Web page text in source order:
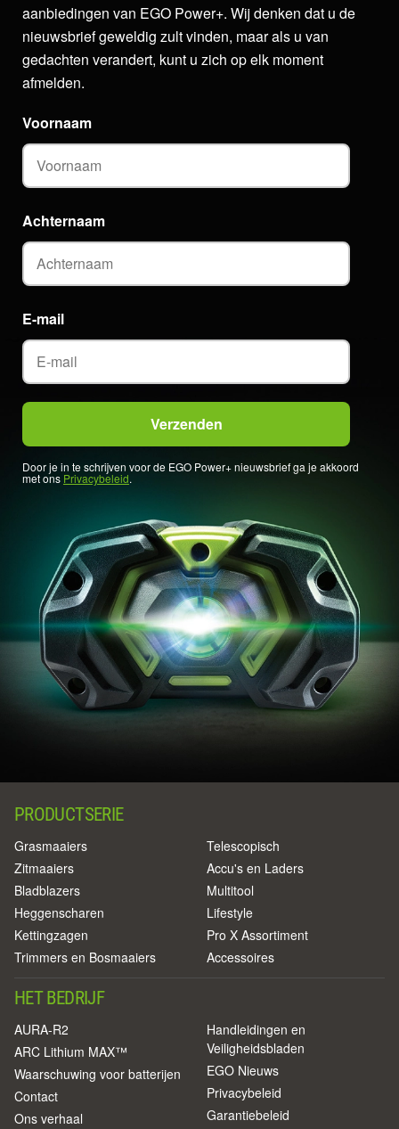
aanbiedingen van EGO Power+. Wij denken dat u de
nieuwsbrief geweldig zult vinden, maar als u van
gedachten verandert, kunt u zich op elk moment
afmelden.
E-mail
Voornaam
Achternaam
Door je in te schrijven voor de EGO Power+ nieuwsbrief ga je akkoord
met ons Privacybeleid.
PRODUCTSERIE
Grasmaaiers
Zitmaaiers
Bladblazers
Heggenscharen
Kettingzagen
Trimmers en Bosmaaiers
Telescopisch
Accu's en Laders
Multitool
Lifestyle
Pro X Assortiment
Accessoires
HET BEDRIJF
AURA-R2
ARC Lithium MAX™
Waarschuwing voor batterijen
Contact
Ons verhaal
Handleidingen en
Veiligheidsbladen
EGO Nieuws
Privacybeleid
Garantiebeleid